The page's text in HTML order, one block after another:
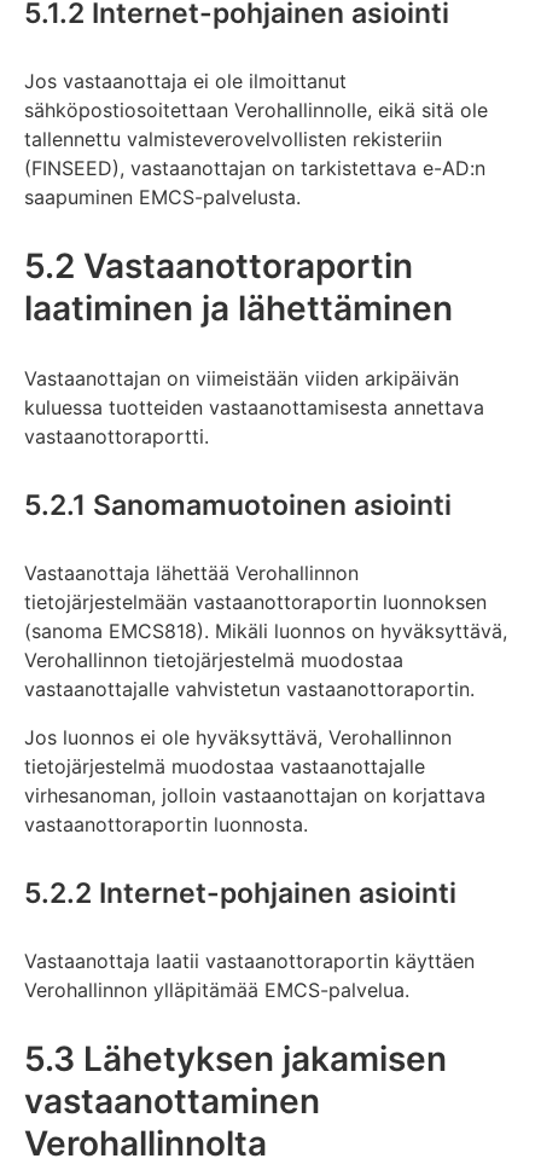
5.1.2 Internet-pohjainen asiointi
Jos vastaanottaja ei ole ilmoittanut
sähköpostiosoitettaan Verohallinnolle, eikä sitä ole
tallennettu valmisteverovelvollisten rekisteriin
(FINSEED), vastaanottajan on tarkistettava e-AD:n
saapuminen EMCS-palvelusta.
5.2 Vastaanottoraportin
laatiminen ja lähettäminen
Vastaanottajan on viimeistään viiden arkipäivän
kuluessa tuotteiden vastaanottamisesta annettava
vastaanottoraportti.
5.2.1 Sanomamuotoinen asiointi
Vastaanottaja lähettää Verohallinnon
tietojärjestelmään vastaanottoraportin luonnoksen
(sanoma EMCS818). Mikäli luonnos on hyväksyttävä,
Verohallinnon tietojärjestelmä muodostaa
vastaanottajalle vahvistetun vastaanottoraportin.
Jos luonnos ei ole hyväksyttävä, Verohallinnon
tietojärjestelmä muodostaa vastaanottajalle
virhesanoman, jolloin vastaanottajan on korjattava
vastaanottoraportin luonnosta.
5.2.2 Internet-pohjainen asiointi
Vastaanottaja laatii vastaanottoraportin käyttäen
Verohallinnon ylläpitämää EMCS-palvelua.
5.3 Lähetyksen jakamisen
vastaanottaminen
Verohallinnolta